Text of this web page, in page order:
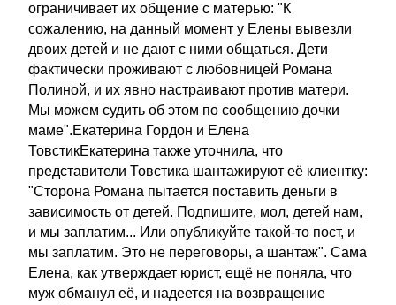
ограничивает их общение с матерью: "К
сожалению, на данный момент у Елены вывезли
двоих детей и не дают с ними общаться. Дети
фактически проживают с любовницей Романа
Полиной, и их явно настраивают против матери.
Мы можем судить об этом по сообщению дочки
маме".Екатерина Гордон и Елена
ТовстикЕкатерина также уточнила, что
представители Товстика шантажируют её клиентку:
"Сторона Романа пытается поставить деньги в
зависимость от детей. Подпишите, мол, детей нам,
и мы заплатим... Или опубликуйте такой-то пост, и
мы заплатим. Это не переговоры, а шантаж". Сама
Елена, как утверждает юрист, ещё не поняла, что
муж обманул её, и надеется на возвращение